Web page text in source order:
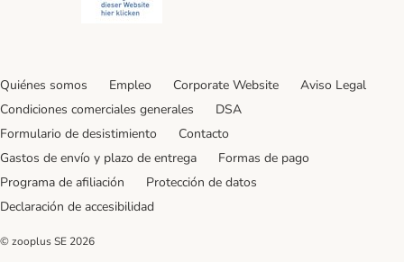
Quiénes somos Empleo Corporate Website
Aviso Legal
Condiciones comerciales generales
DSA
Formulario de desistimiento
Contacto
Gastos de envío y plazo de entrega
Formas de pago
Programa de afiliación
Protección de datos
Declaración de accesibilidad
© zooplus SE 2026